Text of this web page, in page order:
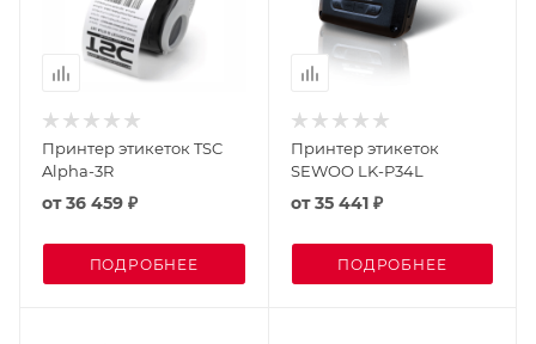
Принтер этикеток TSC
Alpha-3R
от36 459 ₽
ПОДРОБНЕЕ
Принтер этикеток
SEWOO LK-P34L
от35 441 ₽
ПОДРОБНЕЕ